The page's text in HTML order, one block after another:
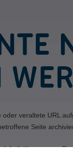
veraltete URL
Seite
Inhalt über unsere